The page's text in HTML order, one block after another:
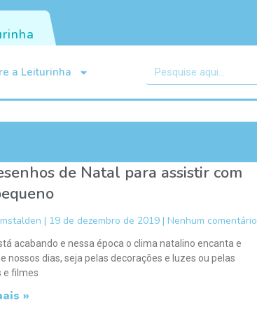
a Leiturinha
de Natal para assistir com
19 de dezembro de 2019 Nenhum comentário
acabando e nessa época o clima natalino encanta e
nossos dias, seja pelas decorações e luzes ou pelas
e filmes
»